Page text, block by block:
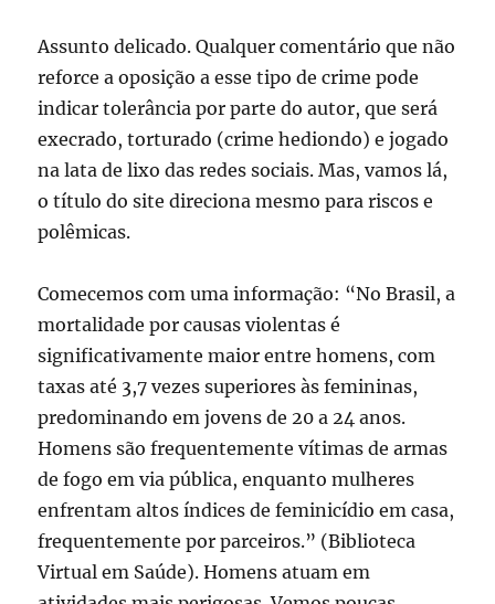
Assunto delicado. Qualquer comentário que não
reforce a oposição a esse tipo de crime pode
indicar tolerância por parte do autor, que será
execrado, torturado (crime hediondo) e jogado
na lata de lixo das redes sociais. Mas, vamos lá,
o título do site direciona mesmo para riscos e
polêmicas.
Comecemos com uma informação: “No Brasil, a
mortalidade por causas violentas é
significativamente maior entre homens, com
taxas até 3,7 vezes superiores às femininas,
predominando em jovens de 20 a 24 anos.
Homens são frequentemente vítimas de armas
de fogo em via pública, enquanto mulheres
enfrentam altos índices de feminicídio em casa,
frequentemente por parceiros.” (Biblioteca
Virtual em Saúde). Homens atuam em